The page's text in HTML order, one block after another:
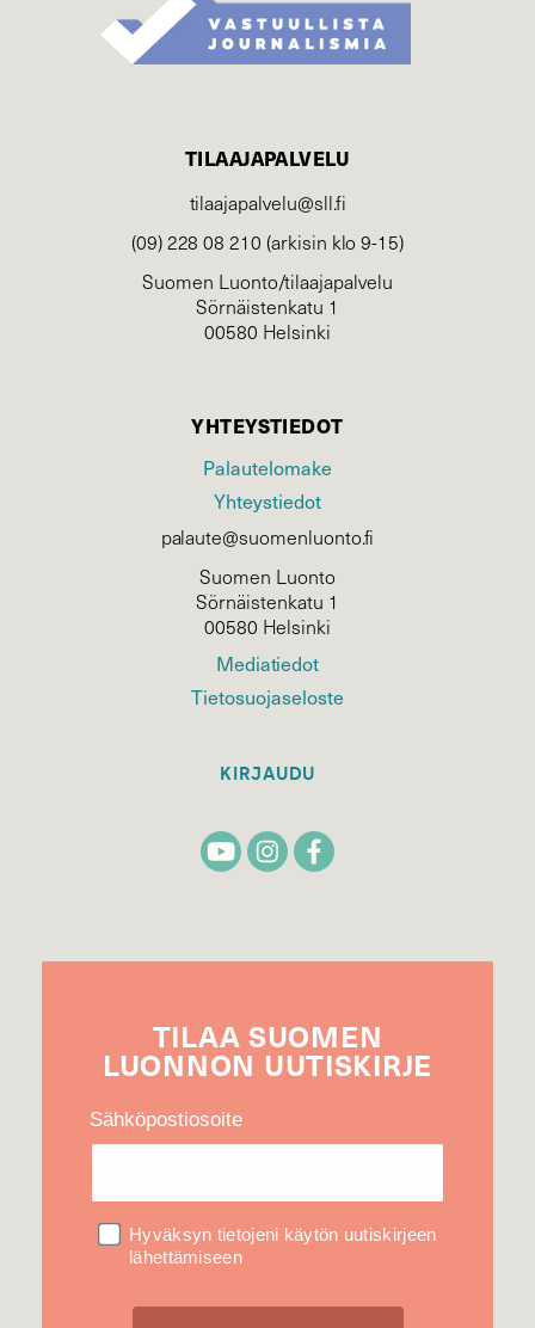
TILAAJAPALVELU
tilaajapalvelu@sll.fi
(09) 228 08 210 (arkisin klo 9-15)
Suomen Luonto/tilaajapalvelu
Sörnäistenkatu 1
00580 Helsinki
YHTEYSTIEDOT
Palautelomake
Yhteystiedot
palaute@suomenluonto.fi
Suomen Luonto
Sörnäistenkatu 1
00580 Helsinki
Mediatiedot
Tietosuojaseloste
KIRJAUDU
TILAA SUOMEN
LUONNON UUTIS­KIRJE
Sähköpostiosoite
Hyväksyn tietojeni käytön uutiskirjeen
lähettämiseen